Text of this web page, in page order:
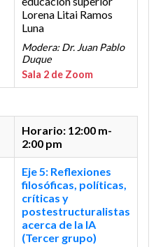
Lorena Litai Ramos
Luna
Modera: Dr. Juan Pablo
Duque
Sala 2 de Zoom
Horario: 12:00 m-
2:00 pm
Eje 5: Reflexiones
filosóficas, políticas,
críticas y
postestructuralistas
acerca de la IA
(Tercer grupo)